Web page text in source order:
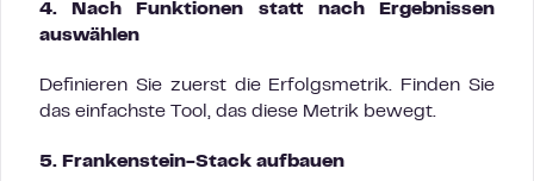
4. Nach Funktionen statt nach Ergebnissen
auswählen
Definieren Sie zuerst die Erfolgsmetrik. Finden Sie
das einfachste Tool, das diese Metrik bewegt.
5. Frankenstein-Stack aufbauen